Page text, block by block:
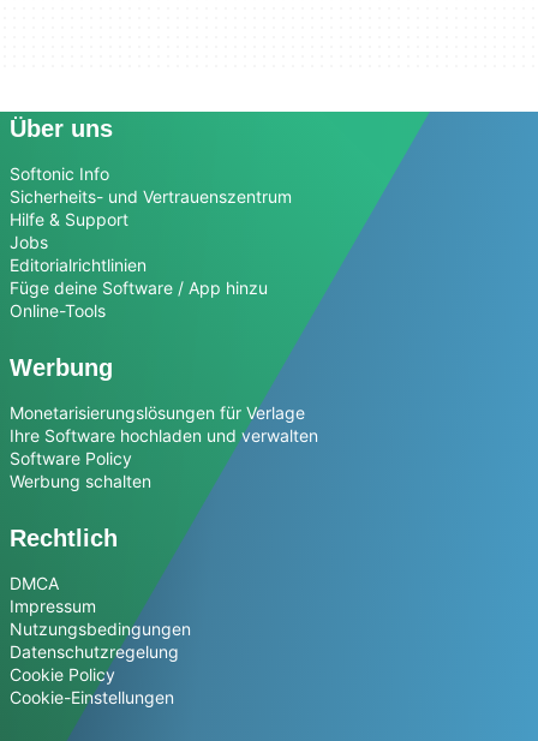
Über uns
Softonic Info
Sicherheits- und Vertrauenszentrum
Hilfe & Support
Jobs
Editorialrichtlinien
Füge deine Software / App hinzu
Online-Tools
Werbung
Monetarisierungslösungen für Verlage
Ihre Software hochladen und verwalten
Software Policy
Werbung schalten
Rechtlich
DMCA
Impressum
Nutzungsbedingungen
Datenschutzregelung
Cookie Policy
Cookie-Einstellungen